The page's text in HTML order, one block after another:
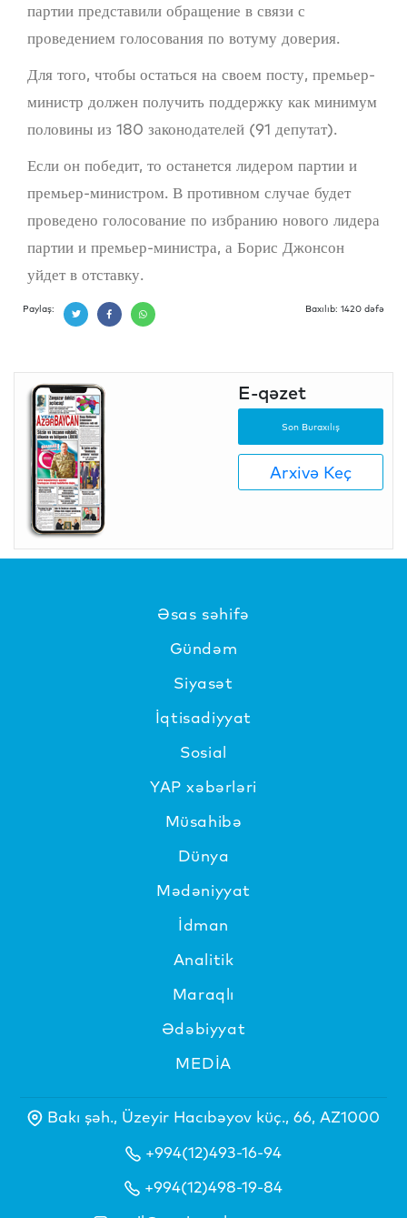
партии представили обращение в связи с
проведением голосования по вотуму доверия.
Для того, чтобы остаться на своем посту, премьер-
министр должен получить поддержку как минимум
половины из 180 законодателей (91 депутат).
Если он победит, то останется лидером партии и
премьер-министром. В противном случае будет
проведено голосование по избранию нового лидера
партии и премьер-министра, а Борис Джонсон
уйдет в отставку.
Paylaş: Baxılıb: 1420 dəfə
E-qəzet
Son Buraxılış
Arxivə Keç
Əsas səhifə
Gündəm
Siyasət
İqtisadiyyat
Sosial
YAP xəbərləri
Müsahibə
Dünya
Mədəniyyat
İdman
Analitik
Maraqlı
Ədəbiyyat
MEDİA
Bakı şəh., Üzeyir Hacıbəyov küç., 66, AZ1000
+994(12)493-16-94
+994(12)498-19-84